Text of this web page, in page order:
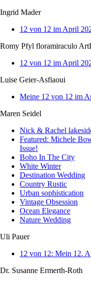
Ingrid Mader
12 von 12 im April
Romy Pfyl floramiraculo
12 von 12 im April
Luise Geier-Asfiaoui
Meine 12 von 12 im
Maren Seidel
Nick & Rachel
Featured: Michele
Issue!
Boho In The City
White Winter
Destination Wedding
Country Rustic
Urban sophistication
Vintage Obsession
Ocean Elegance
Nature Wedding
Uli Pauer
12 von 12: Mein 12.
Dr. Susanne Ermerth-Roth